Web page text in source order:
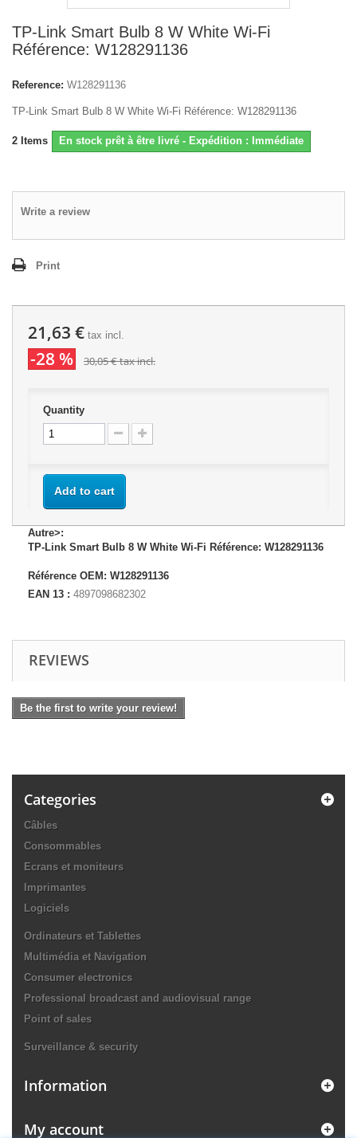
TP-Link Smart Bulb 8 W White Wi-Fi
Référence: W128291136
Reference: W128291136
TP-Link Smart Bulb 8 W White Wi-Fi Référence: W128291136
2 Items En stock prêt à être livré - Expédition : Immédiate
Write a review
Print
21,63 € tax incl.
-28 % 30,05 €tax incl.
Quantity
Add to cart
Autre>:
TP-Link Smart Bulb 8 W White Wi-Fi Référence: W128291136
Référence OEM: W128291136
EAN 13 : 4897098682302
REVIEWS
Be the first to write your review!
Categories
Câbles
Consommables
Ecrans et moniteurs
Imprimantes
Logiciels
Ordinateurs et Tablettes
Multimédia et Navigation
Consumer electronics
Professional broadcast and audiovisual range
Point of sales
Surveillance & security
Information
My account